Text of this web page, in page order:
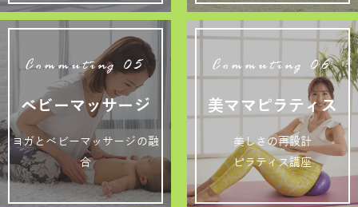
Commuting 05
ベビーマッサージ
ヨガとベビーマッサージの融
合
Commuting 06
美ママピラティス
美しさの再設計
ピラティス講座